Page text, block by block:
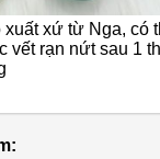
xuất xứ từ Nga, có
vết rạn nứt sau 1